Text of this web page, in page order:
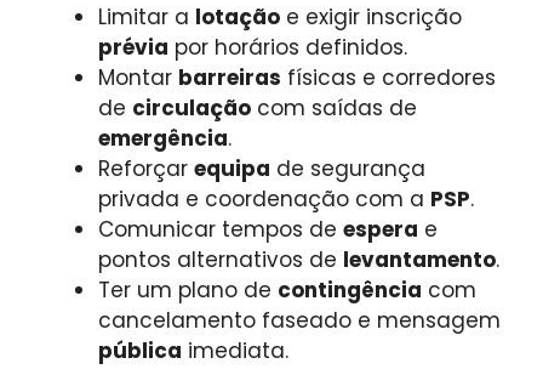
Limitar a lotação e exigir inscrição
prévia por horários definidos.
Montar barreiras físicas e corredores
de circulação com saídas de
emergência.
Reforçar equipa de segurança
privada e coordenação com a PSP.
Comunicar tempos de espera e
pontos alternativos de levantamento.
Ter um plano de contingência com
cancelamento faseado e mensagem
pública imediata.